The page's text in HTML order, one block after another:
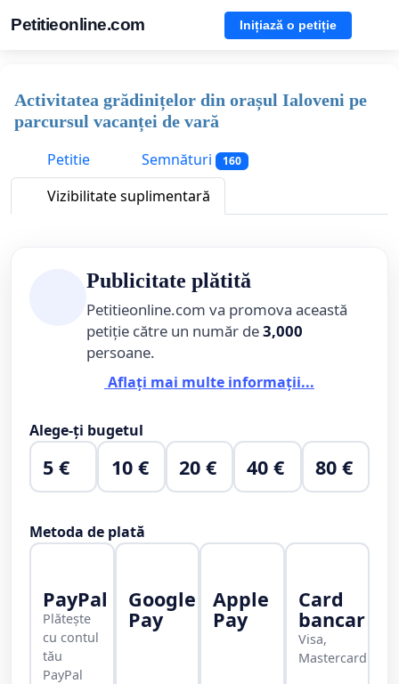
Petitieonline.com Inițiază o petiție
Activitatea grădinițelor din orașul Ialoveni pe
parcursul vacanței de vară
Petitie
Semnături 160
Vizibilitate suplimentară
Publicitate plătită
Petitieonline.com va promova această
petiție către un număr de3,000
persoane.
Aflați mai multe informații...
Alege-ți bugetul
5 € 10 € 20 € 40 € 80 €
Metoda de plată
PayPal
Plătește
cu contul
tău
PayPal
Google
Pay
Apple
Pay
Card
bancar
Visa,
Mastercard